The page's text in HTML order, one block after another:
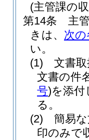
(主管課の
第14条
主
きは、 次
い。
(1)
文書
文書の件
号)を添付
る。
(2)
簡易
印のみで